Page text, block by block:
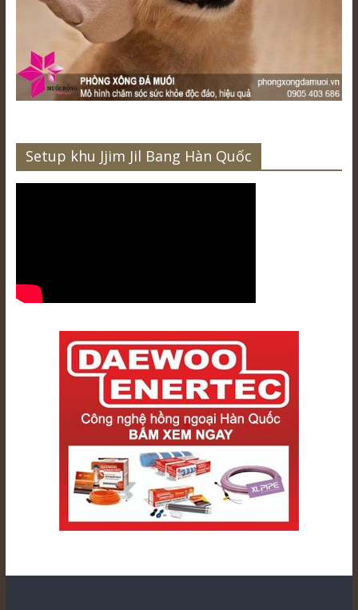
Setup khu Jjim Jil Bang Hàn Quốc